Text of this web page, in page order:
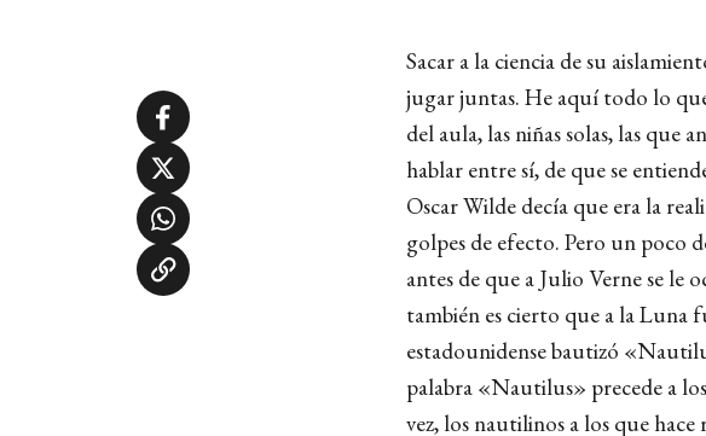
Sacar a la ciencia de su
jugar juntas. He aquí todo lo
del aula, las niñas solas, las que
hablar entre sí, de que se
Oscar Wilde decía que era la
golpes de efecto. Pero un poco
antes de que a Julio Verne se le
también es cierto que a la Luna
estadounidense bautizó
palabra «Nautilus» precede a
vez, los nautilinos a los que